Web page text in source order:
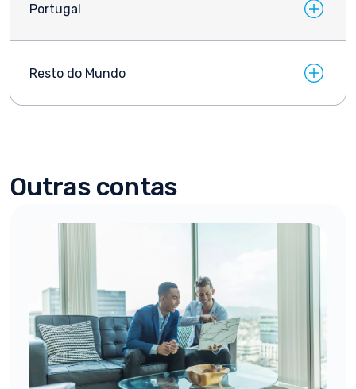
Portugal
Resto do Mundo
Outras contas